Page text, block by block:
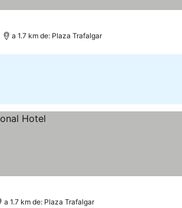
a 1.7 km de: Plaza Trafalgar
a 1.7 km de: Plaza Trafalgar